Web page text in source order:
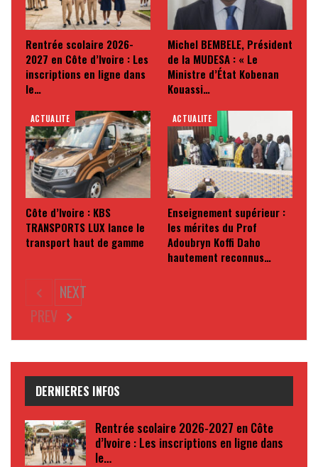
Rentrée scolaire 2026-
2027 en Côte d’Ivoire : Les
inscriptions en ligne dans
le…
Michel BEMBELE, Président
de la MUDESA : « Le
Ministre d’État Kobenan
Kouassi…
ACTUALITE
Côte d’Ivoire : KBS
TRANSPORTS LUX lance le
transport haut de gamme
ACTUALITE
Enseignement supérieur :
les mérites du Prof
Adoubryn Koffi Daho
hautement reconnus…
PREV
NEXT
DERNIERES INFOS
Rentrée scolaire 2026-2027 en Côte
d’Ivoire : Les inscriptions en ligne dans
le…